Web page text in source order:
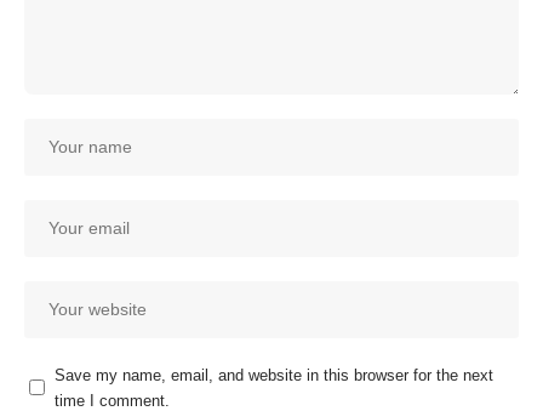
Save my name, email, and website in this browser for the next
time I comment.